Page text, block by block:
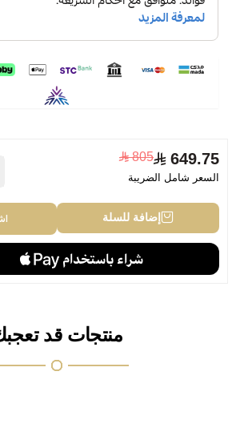
649.75
805
السعر شامل الضريبة
إضافة للسلة
منتجات قد